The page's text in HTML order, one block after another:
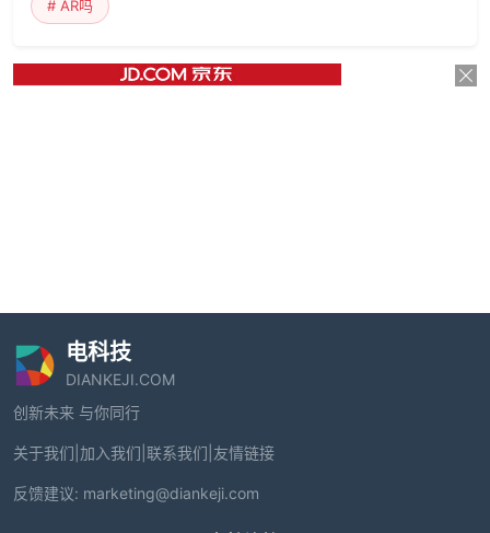
# AR吗
电科技
DIANKEJI.COM
创新未来 与你同行
关于我们 加入我们 联系我们 友情链接
反馈建议: marketing@diankeji.com